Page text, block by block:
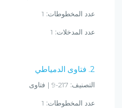
عدد المخطوطات:
عدد المدخلات:
2. فتاوى الدمياطي
التصنيف:
عدد المخطوطات: